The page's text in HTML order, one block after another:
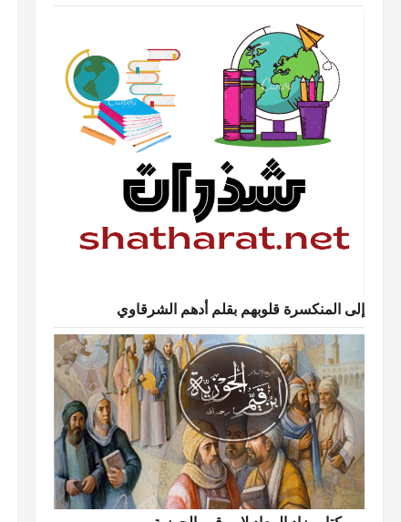
إلى المنكسرة قلوبهم بقلم أدهم الشرقاوي